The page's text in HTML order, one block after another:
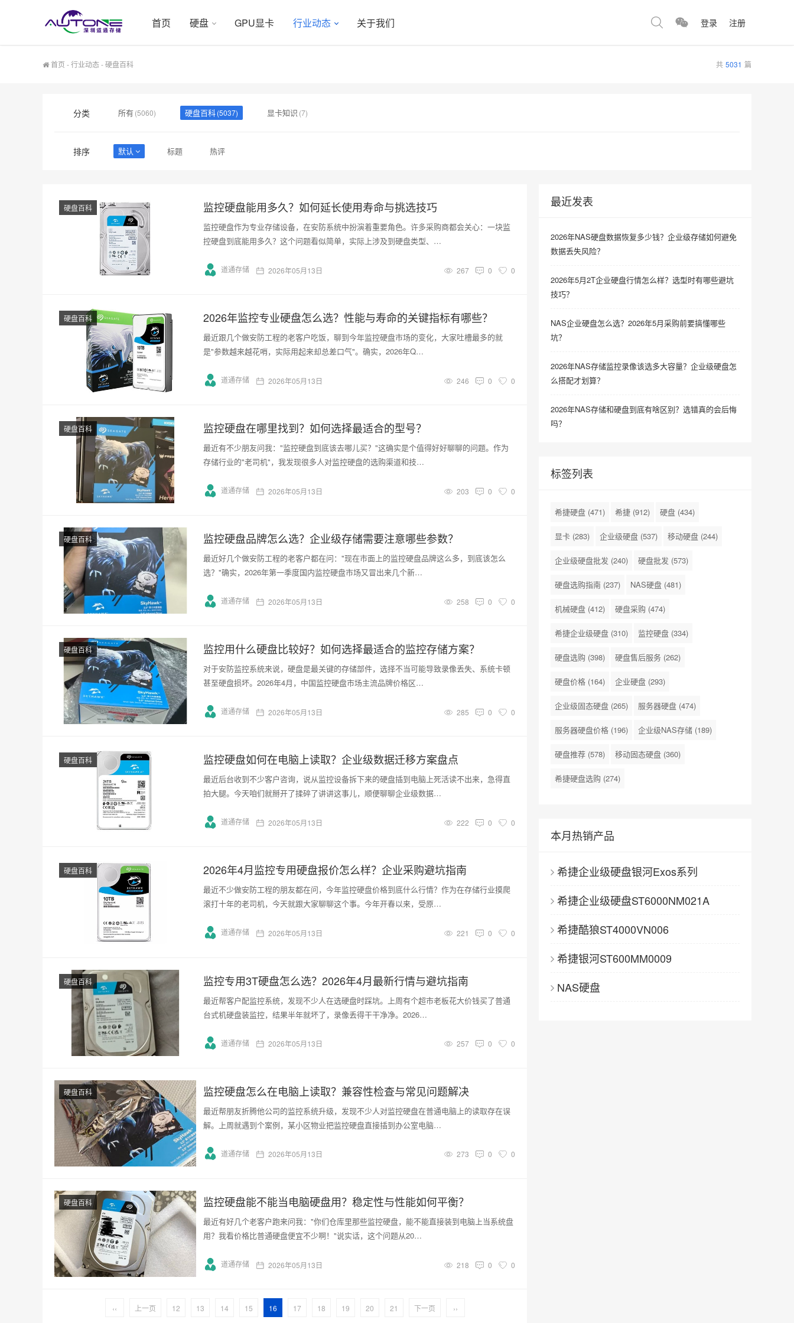
首页 硬盘 GPU显卡 行业动态 关于我们 登录 注册
首页 -行业动态-硬盘百科 共 5031 篇
分类 所有(5060) 硬盘百科(5037) 显卡知识 (7)
排序 默认 标题 热评
硬盘百科 监控硬盘能用多久？如何延长使用寿命与挑选技巧
监控硬盘作为专业存储设备，在安防系统中扮演着重要角色。许多采购商都会关心：一块监
控硬盘到底能用多久？这个问题看似简单，实际上涉及到硬盘类型、…
道通存储 2026年05月13日 267 0 0
硬盘百科 2026年监控专业硬盘怎么选？性能与寿命的关键指标有哪些？
最近跟几个做安防工程的老客户吃饭，聊到今年监控硬盘市场的变化，大家吐槽最多的就
是"参数越来越花哨，实际用起来却总差口气"。确实，2026年Q…
道通存储 2026年05月13日 246 0 0
硬盘百科 监控硬盘在哪里找到？如何选择最适合的型号？
最近有不少朋友问我："监控硬盘到底该去哪儿买？"这确实是个值得好好聊聊的问题。作为
存储行业的"老司机"，我发现很多人对监控硬盘的选购渠道和技…
道通存储 2026年05月13日 203 0 0
硬盘百科 监控硬盘品牌怎么选？企业级存储需要注意哪些参数？
最近好几个做安防工程的老客户都在问："现在市面上的监控硬盘品牌这么多，到底该怎么
选？"确实，2026年第一季度国内监控硬盘市场又冒出来几个新…
道通存储 2026年05月13日 258 0 0
硬盘百科 监控用什么硬盘比较好？如何选择最适合的监控存储方案？
对于安防监控系统来说，硬盘是最关键的存储部件，选择不当可能导致录像丢失、系统卡顿
甚至硬盘损坏。2026年4月，中国监控硬盘市场主流品牌价格区…
道通存储 2026年05月13日 285 0 0
硬盘百科 监控硬盘如何在电脑上读取？企业级数据迁移方案盘点
最近后台收到不少客户咨询，说从监控设备拆下来的硬盘插到电脑上死活读不出来，急得直
拍大腿。今天咱们就掰开了揉碎了讲讲这事儿，顺便聊聊企业级数据…
道通存储 2026年05月13日 222 0 0
硬盘百科 2026年4月监控专用硬盘报价怎么样？企业采购避坑指南
最近不少做安防工程的朋友都在问，今年监控硬盘价格到底什么行情？作为在存储行业摸爬
滚打十年的老司机，今天就跟大家聊聊这个事。今年开春以来，受原…
道通存储 2026年05月13日 221 0 0
硬盘百科 监控专用3T硬盘怎么选？2026年4月最新行情与避坑指南
最近帮客户配监控系统，发现不少人在选硬盘时踩坑。上周有个超市老板花大价钱买了普通
台式机硬盘装监控，结果半年就坏了，录像丢得干干净净。2026…
道通存储 2026年05月13日 257 0 0
硬盘百科 监控硬盘怎么在电脑上读取？兼容性检查与常见问题解决
最近帮朋友折腾他公司的监控系统升级，发现不少人对监控硬盘在普通电脑上的读取存在误
解。上周就遇到个案例，某小区物业把监控硬盘直接插到办公室电脑…
道通存储 2026年05月13日 273 0 0
硬盘百科 监控硬盘能不能当电脑硬盘用？稳定性与性能如何平衡？
最近有好几个老客户跑来问我："你们仓库里那些监控硬盘，能不能直接装到电脑上当系统盘
用？我看价格比普通硬盘便宜不少啊！"说实话，这个问题从20…
道通存储 2026年05月13日 218 0 0
‹‹ 上一页 12 13 14 15 16 17 18 19 20 21 下一页 ››
最近发表
2026年NAS硬盘数据恢复多少钱？企业级存储如何避免
数据丢失风险？
2026年5月2T企业硬盘行情怎么样？选型时有哪些避坑
技巧？
NAS企业硬盘怎么选？2026年5月采购前要搞懂哪些
坑？
2026年NAS存储监控录像该选多大容量？企业级硬盘怎
么搭配才划算？
2026年NAS存储和硬盘到底有啥区别？选错真的会后悔
吗？
标签列表
希捷硬盘 (471) 希捷 (912) 硬盘 (434)
显卡 (283) 企业级硬盘 (537) 移动硬盘 (244)
企业级硬盘批发 (240) 硬盘批发 (573)
硬盘选购指南 (237) NAS硬盘 (481)
机械硬盘 (412) 硬盘采购 (474)
希捷企业级硬盘 (310) 监控硬盘 (334)
硬盘选购 (398) 硬盘售后服务 (262)
硬盘价格 (164) 企业硬盘 (293)
企业级固态硬盘 (265) 服务器硬盘 (474)
服务器硬盘价格 (196) 企业级NAS存储 (189)
硬盘推荐 (578) 移动固态硬盘 (360)
希捷硬盘选购 (274)
本月热销产品
希捷企业级硬盘银河Exos系列
希捷企业级硬盘ST6000NM021A
希捷酷狼ST4000VN006
希捷银河ST600MM0009
NAS硬盘